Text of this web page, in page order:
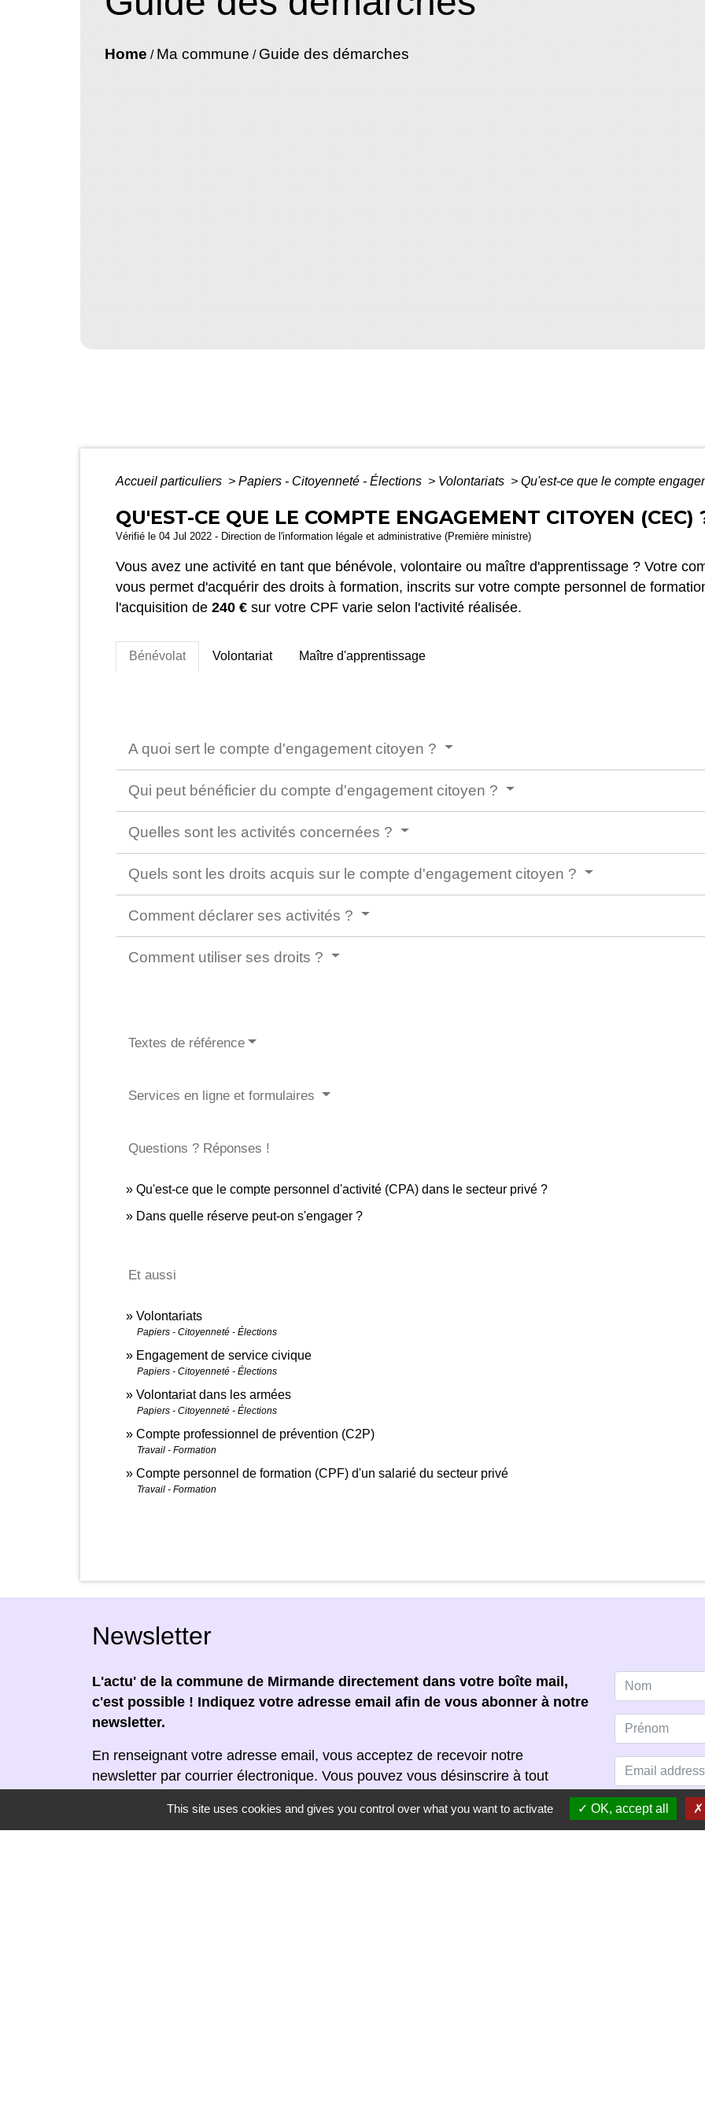
Home / Ma commune / Guide des démarches
Accueil particuliers > Papiers - Citoyenneté - Élections > Volontariats > Qu'est-ce que le compte
QU'EST-CE QUE LE COMPTE ENGAGEMENT CITOYEN (CEC)
Vérifié le 04 Jul 2022 - Direction de l'information légale et administrative (Première ministre)
Vous avez une activité en tant que bénévole, volontaire ou maître d'apprentissage ? Votre
vous permet d'acquérir des droits à formation, inscrits sur votre compte personnel de
l'acquisition de 240 € sur votre CPF varie selon l'activité réalisée.
Bénévolat Volontariat Maître d'apprentissage
A quoi sert le compte d'engagement citoyen ?
Qui peut bénéficier du compte d'engagement citoyen ?
Quelles sont les activités concernées ?
Quels sont les droits acquis sur le compte d'engagement citoyen ?
Comment déclarer ses activités ?
Comment utiliser ses droits ?
Textes de référence
Services en ligne et formulaires
Questions ? Réponses !
Qu'est-ce que le compte personnel d'activité (CPA) dans le secteur privé ?
Dans quelle réserve peut-on s'engager ?
Et aussi
Volontariats
Papiers - Citoyenneté - Élections
Engagement de service civique
Papiers - Citoyenneté - Élections
Volontariat dans les armées
Papiers - Citoyenneté - Élections
Compte professionnel de prévention (C2P)
Travail - Formation
Compte personnel de formation (CPF) d'un salarié du secteur privé
Travail - Formation
Newsletter
L'actu' de la commune de Mirmande directement dans votre boîte mail,
c'est possible ! Indiquez votre adresse email afin de vous abonner à notre
newsletter.
En renseignant votre adresse email, vous acceptez de recevoir notre
newsletter par courrier électronique. Vous pouvez vous désinscrire à tout
réceptionnée.This site uses cookies and gives you control over what you want to activate OK, accept all